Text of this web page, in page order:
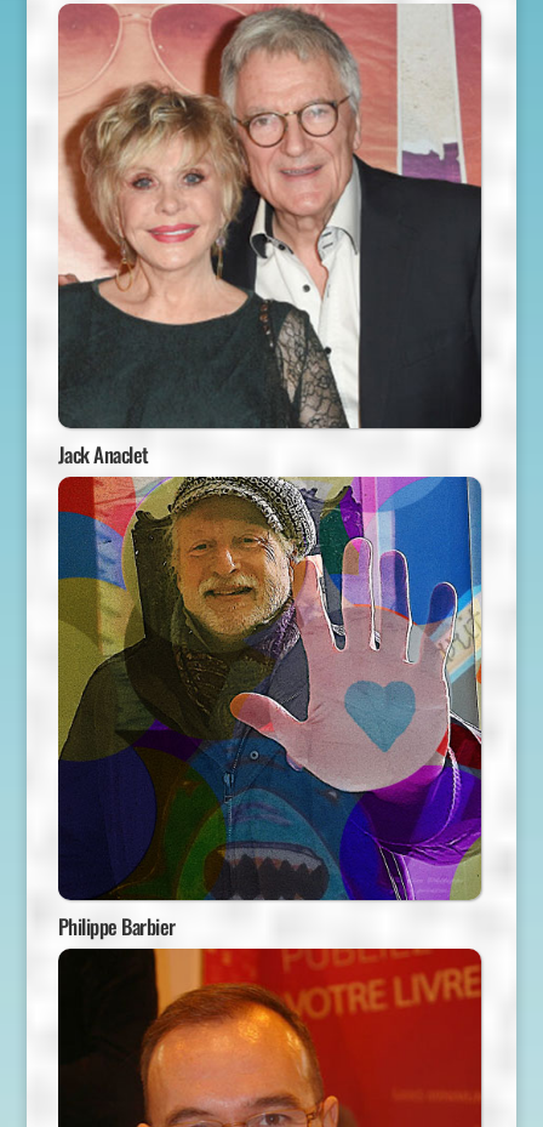
Jack Anaclet
Philippe Barbier